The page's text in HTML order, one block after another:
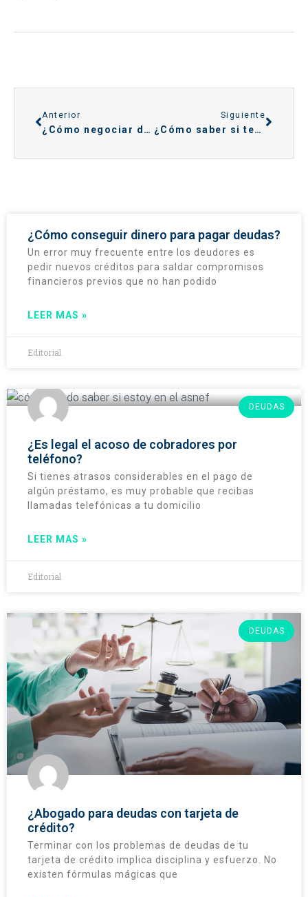
Anterior
¿Cómo negociar deudas con Cofidis?
Siguiente
¿Cómo saber si tengo deuda con Carrefour?
¿Cómo conseguir dinero para pagar deudas?
Un error muy frecuente entre los deudores es
pedir nuevos créditos para saldar compromisos
financieros previos que no han podido
LEER MAS »
Editorial
DEUDAS
¿Es legal el acoso de cobradores por
teléfono?
Si tienes atrasos considerables en el pago de
algún préstamo, es muy probable que recibas
llamadas telefónicas a tu domicilio
LEER MAS »
Editorial
DEUDAS
¿Abogado para deudas con tarjeta de
crédito?
Terminar con los problemas de deudas de tu
tarjeta de crédito implica disciplina y esfuerzo. No
existen fórmulas mágicas que